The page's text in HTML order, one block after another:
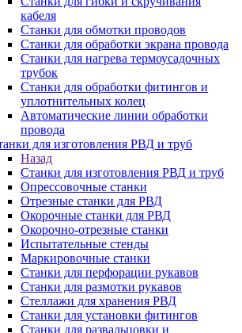
кабеля
Станки для обмотки проводов
Станки для обработки экрана провода
Станки для нагрева термоусадочных
трубок
Станки для обработки фитингов и
уплотнительных колец
Автоматические линии обработки
провода
для изготовления РВД и труб
Назад
Станки для изготовления РВД и труб
Опрессовочные станки
Отрезные станки для РВД
Окорочные станки для РВД
Окорочно-отрезные станки
Испытательные стенды
Маркировочные станки
Станки для перфорации рукавов
Станки для размотки рукавов
Стеллажи для хранения РВД
Станки для установки фитингов
Станки для развальцовки и